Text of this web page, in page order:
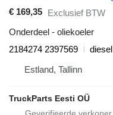
€ 169,35 Exclusief BTW
Onderdeel - oliekoeler
2184274 2397569
diesel
Estland, Tallinn
TruckParts Eesti OÜ